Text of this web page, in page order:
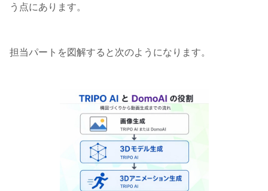
う点にあります。
担当パートを図解すると次のようになります。